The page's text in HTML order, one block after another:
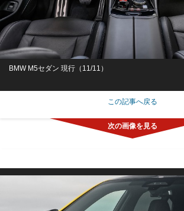
BMW M5セダン 現行（11/11）
この記事へ戻る